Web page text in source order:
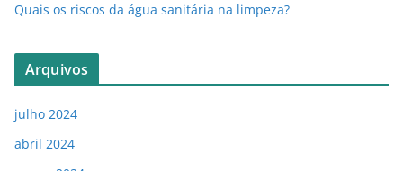
Quais os riscos da água sanitária na limpeza?
Arquivos
julho 2024
abril 2024